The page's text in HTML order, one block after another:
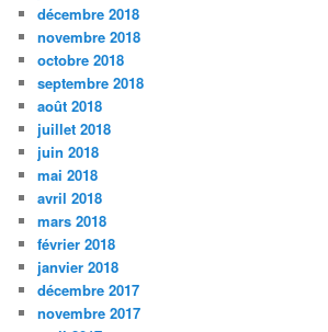
décembre 2018
novembre 2018
octobre 2018
septembre 2018
août 2018
juillet 2018
juin 2018
mai 2018
avril 2018
mars 2018
février 2018
janvier 2018
décembre 2017
novembre 2017